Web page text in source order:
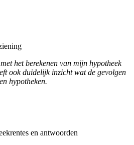
het berekenen van mijn hypotheek
ook duidelijk inzicht wat de gevolgen
hypotheken.
en antwoorden